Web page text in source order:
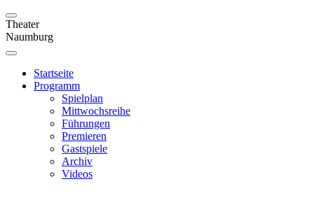
Theater
Naumburg
Startseite
Programm
Spielplan
Mittwochsreihe
Führungen
Premieren
Gastspiele
Archiv
Videos